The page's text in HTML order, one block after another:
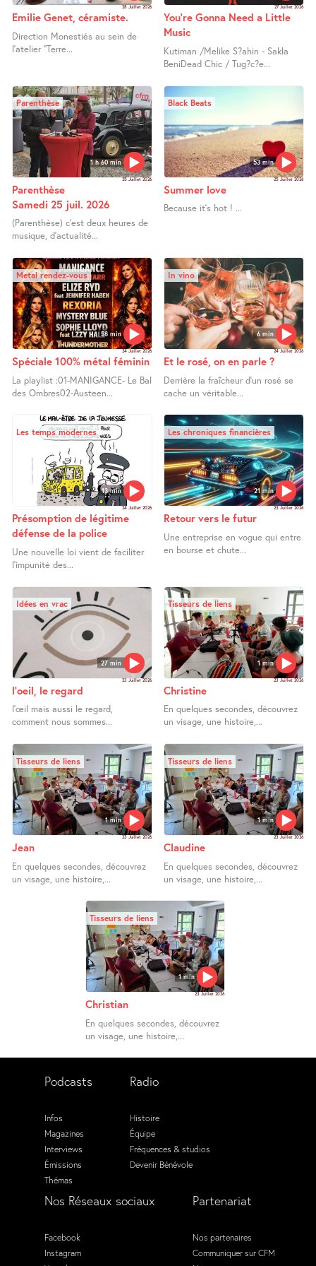
28 Juillet 2026
Emilie Genet, céramiste.
Direction Monestiés au sein de
l’atelier "Terre...
27 Juillet 2026
You’re Gonna Need a Little
Music
Kutiman /Melike S?ahin - Sakla
BeniDead Chic / Tug?c?e...
1 h 60 min
Parenthèse
25 Juillet 2026
Parenthèse
Samedi 25 juil. 2026
(Parenthèse) c’est deux heures de
musique, d’actualité...
53 min
Black Beats
25 Juillet 2026
Summer love
Because it’s hot ! ...
58 min
Metal rendez-vous
24 Juillet 2026
Spéciale 100% métal féminin
La playlist :01-MANIGANCE- Le Bal
des Ombres02-Austeen...
6 min
In vino
24 Juillet 2026
Et le rosé, on en parle ?
Derrière la fraîcheur d’un rosé se
cache un véritable...
13 min
Les temps modernes
24 Juillet 2026
Présomption de légitime
défense de la police
Une nouvelle loi vient de faciliter
l’impunité des...
21 min
Les chroniques financières
23 Juillet 2026
Retour vers le futur
Une entreprise en vogue qui entre
en bourse et chute...
27 min
Idées en vrac
23 Juillet 2026
l’oeil, le regard
l’œil mais aussi le regard,
comment nous sommes...
1 min
Tisseurs de liens
23 Juillet 2026
Christine
En quelques secondes, découvrez
un visage, une histoire,...
1 min
Tisseurs de liens
23 Juillet 2026
Jean
En quelques secondes, découvrez
un visage, une histoire,...
1 min
Tisseurs de liens
23 Juillet 2026
Claudine
En quelques secondes, découvrez
un visage, une histoire,...
1 min
Tisseurs de liens
23 Juillet 2026
Christian
En quelques secondes, découvrez
un visage, une histoire,...
Podcasts
Infos
Magazines
Interviews
Émissions
Thémas
Radio
Histoire
Équipe
Fréquences & studios
Devenir Bénévole
Nos Réseaux sociaux
Facebook
Instagram
Partenariat
Nos partenaires
Communiquer sur CFM